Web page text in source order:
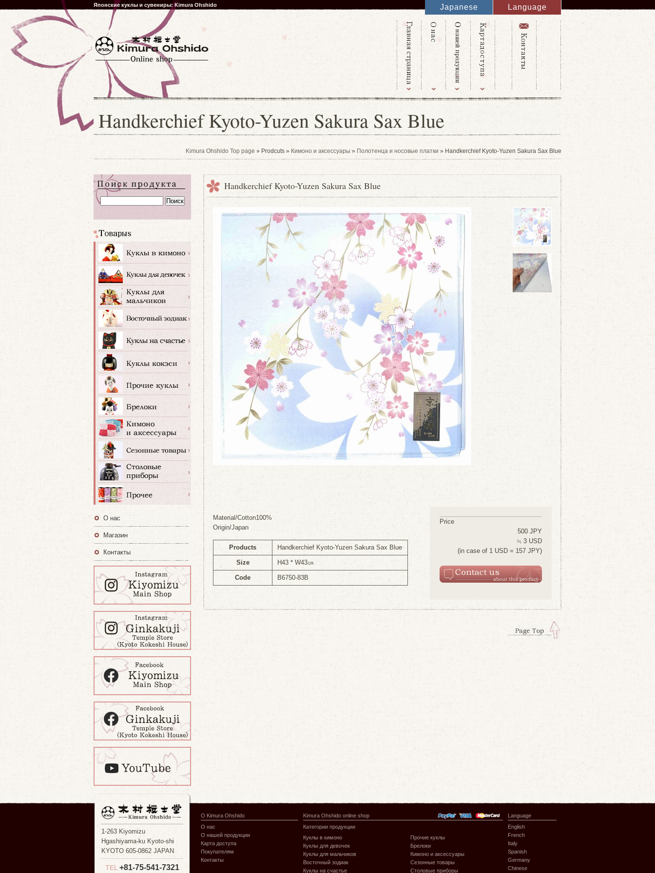
Японские куклы и сувениры: Kimura Ohshido Japanese Language
English
French
Italy
Spanish
Germany
Chinese
Russian
Taiwanese
Korean
Handkerchief Kyoto-Yuzen Sakura Sax Blue
Kimura Ohshido Top page » Prodcuts » Кимоно и аксессуары » Полотенца и носовые платки » Handkerchief Kyoto-Yuzen Sakura Sax Blue
Handkerchief Kyoto-Yuzen Sakura Sax Blue
Material/Cotton100%
Origin/Japan
Products Handkerchief Kyoto-Yuzen Sakura Sax Blue
Size H43 * W43㎝
Code B6750-83B
Price
500 JPY
≒ 3 USD
(in case of 1 USD = 157 JPY)
О нас
Магазин
Контакты
1-263 Kiyomizu
Hgashiyama-ku Kyoto-shi
KYOTO 605-0862 JAPAN
TEL +81-75-541-7321
О Kimura Ohshido
О нас
О нашей продукции
Карта доступа
Покупателям
Контакты
Kimura Ohshido online shop
Категории продукции
Куклы в кимоно
Куклы для девочек
Куклы для мальчиков
Восточный зодиак
Куклы на счастье
Прочие куклы
Брелоки
Кимоно и аксессуары
Сезонные товары
Столовые приборы
Language
English
French
Italy
Spanish
Germany
Chinese